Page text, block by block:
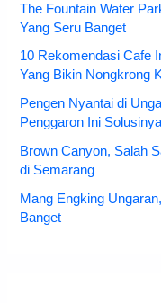
The Fountain Water
Yang Seru Banget
10 Rekomendasi Cafe
Yang Bikin Nongkrong
Pengen Nyantai di
Penggaron Ini
Brown Canyon, Salah
di Semarang
Mang Engking
Banget